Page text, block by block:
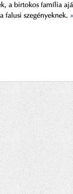
a birtokos família
falusi szegényeknek. »